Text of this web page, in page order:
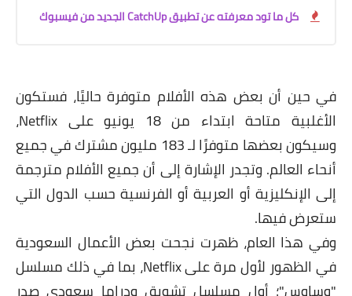
كل ما تود معرفته عن تطبيق CatchUp الجديد من فيسبوك
في حين أن بعض هذه الأفلام متوفرة حاليًا، فستكون
الأغلبية متاحة ابتداء من 18 يونيو على Netflix،
وسيكون بعضها متوفرًا لـ 183 مليون مشترك في جميع
أنحاء العالم. وتجدر الإشارة إلى أن جميع الأفلام مترجمة
إلى الإنكليزية أو العربية أو الفرنسية حسب الدول التي
ستعرض فيها.
وفي هذا العام، ظهرت نجحت بعض الأعمال السعودية
في الظهور لأول مرة على Netflix، بما في ذلك مسلسل
"وساوس"؛ أول مسلسل تشويق ودراما سعودي صدر